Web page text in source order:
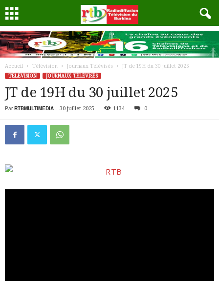
Accueil Télévision Journaux Télévisés
JT de 19H du 30 juillet 2025
TÉLÉVISION
JOURNAUX TÉLÉVISÉS
JT de 19H du 30 juillet 2025
Par RTBMULTIMEDIA - 30 juillet 2025 1134 0